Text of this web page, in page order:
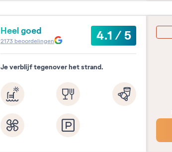
Heel goed 4.1/5
2173beoordelingen
Je verblijf tegenover het strand.